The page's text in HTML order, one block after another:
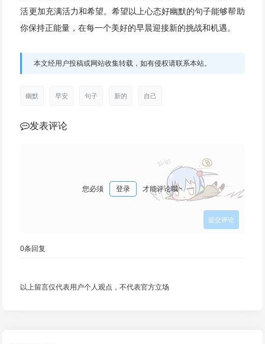
活更加充满活力和希望。希望以上心态好幽默的句子能够帮助
你保持正能量，在每一个美好的早晨迎接新的挑战和机遇。
本文经用户投稿或网站收集转载，如有侵权请联系本站。
幽默 早安 句子 新的 自己
发表评论
您必须 登录 才能评论哦~
0条回复
以上留言仅代表用户个人观点，不代表官方立场